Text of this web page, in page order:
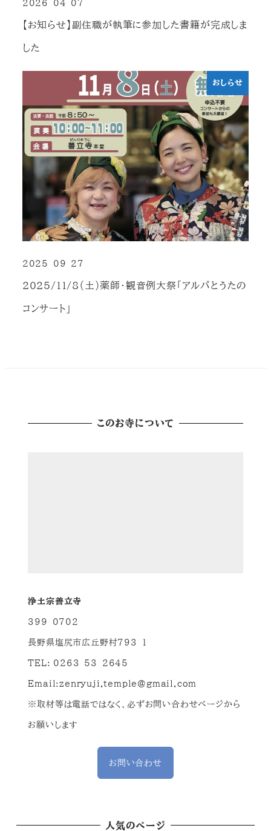
【お知らせ】副住職が執筆に参加した書籍が完成しま
した
2026-04-07
おしらせ
2025/11/8（土）薬師・観音例大祭「アルパとうたの
コンサート」
2025-09-27
このお寺について
浄土宗善立寺
399-0702
長野県塩尻市広丘野村793-1
TEL: 0263-53-2645
Email:zenryuji.temple@gmail.com
※取材等は電話ではなく、必ずお問い合わせページから
お願いします
お問い合わせ
人気のページ